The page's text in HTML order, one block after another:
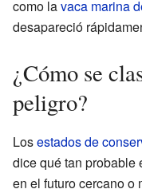
como lavaca marina
desapareció
¿Cómo se
peligro?
Losestados de
dice qué tan probable
en el futuro cercano o